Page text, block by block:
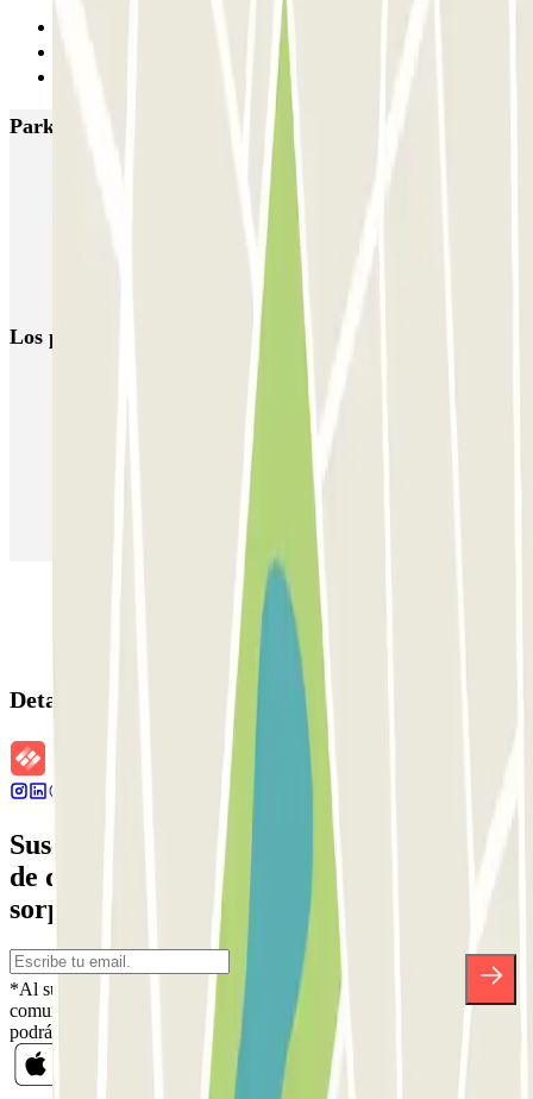
Parkings más valorados en Maastricht
ParkBee Maasboulevard
Q-Park Bassin Q-Park Entre Deux
Los parkings más reservados
Parking en Barcelona
Parking en Aeropuerto Barcelona
Parking en Aeropuerto Madrid Barajas
Parking en Sants - Estación de Barcelona
Detalles de la reserva
Suscríbete a nuestra newsletter y entérate
de descuentos, sorteos y otras muchas
sorpresas.
*Al suscribirte aceptas nuestra Política de Privacidad para recibir
comunicaciones comerciales de Parclick. Sin ningún compromiso,
podrás darte de baja cuando quieras en la misma newsletter.